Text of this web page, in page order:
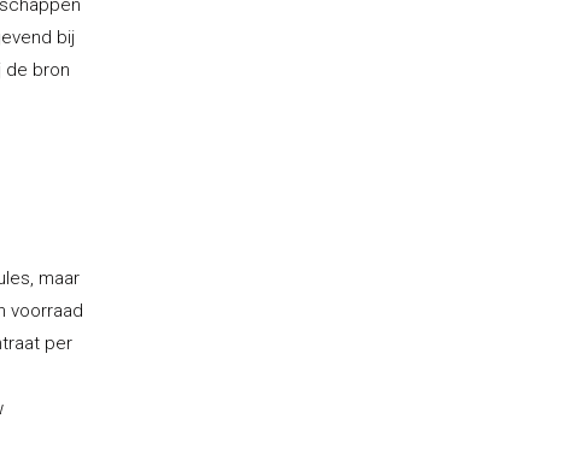
bij
de bron
maar
voorraad
per